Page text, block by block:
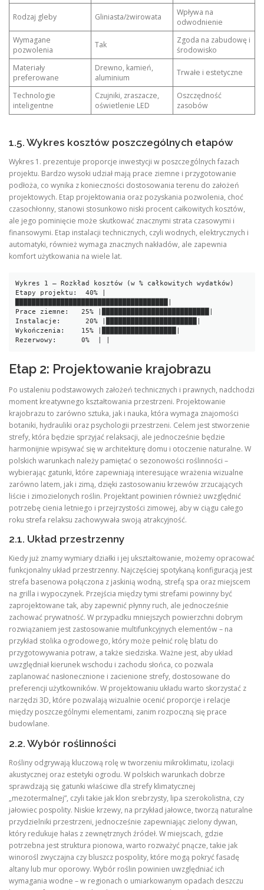
Rodzaj gleby Gliniasta/żwirowata
Wpływa na
odwodnienie
Wymagane
pozwolenia
Tak
Zgoda na zabudowę i
środowisko
Materiały
preferowane
Drewno, kamień,
aluminium
Trwałe i estetyczne
Technologie
inteligentne
Czujniki, zraszacze,
oświetlenie LED
Oszczędność
zasobów
1.5. Wykres kosztów poszczególnych etapów
Wykres 1. prezentuje proporcje inwestycji w poszczególnych fazach
projektu. Bardzo wysoki udział mają prace ziemne i przygotowanie
podłoża, co wynika z konieczności dostosowania terenu do założeń
projektowych. Etap projektowania oraz pozyskania pozwolenia, choć
czasochłonny, stanowi stosunkowo niski procent całkowitych kosztów,
ale jego pominięcie może skutkować znacznymi strata czasowymi i
finansowymi. Etap instalacji technicznych, czyli wodnych, elektrycznych i
automatyki, również wymaga znacznych nakładów, ale zapewnia
komfort użytkowania na wiele lat.
Wykres 1 – Rozkład kosztów (w % całkowitych wydatków)
Etapy projektu:  40% |
Prace ziemne:   25% |██████████████████████████|
Instalacje:      20% |██████████████████████|
Wykończenia:    15% |██████████████████|
Etap 2: Projektowanie krajobrazu
Po ustaleniu podstawowych założeń technicznych i prawnych, nadchodzi
moment kreatywnego kształtowania przestrzeni. Projektowanie
krajobrazu to zarówno sztuka, jak i nauka, która wymaga znajomości
botaniki, hydrauliki oraz psychologii przestrzeni. Celem jest stworzenie
strefy, która będzie sprzyjać relaksacji, ale jednocześnie będzie
harmonijnie wpisywać się w architekturę domu i otoczenie naturalne. W
polskich warunkach należy pamiętać o sezonowości roślinności –
wybierając gatunki, które zapewniają interesujące wrażenia wizualne
zarówno latem, jak i zimą, dzięki zastosowaniu krzewów zrzucających
liście i zimozielonych roślin. Projektant powinien również uwzględnić
potrzebę cienia letniego i przejrzystości zimowej, aby w ciągu całego
roku strefa relaksu zachowywała swoją atrakcyjność.
2.1. Układ przestrzenny
Kiedy już znamy wymiary działki i jej ukształtowanie, możemy opracować
funkcjonalny układ przestrzenny. Najczęściej spotykaną konfiguracją jest
strefa basenowa połączona z jaskinią wodną, strefą spa oraz miejscem
na grilla i wypoczynek. Przejścia między tymi strefami powinny być
zaprojektowane tak, aby zapewnić płynny ruch, ale jednocześnie
zachować prywatność. W przypadku mniejszych powierzchni dobrym
rozwiązaniem jest zastosowanie multifunkcyjnych elementów – na
przykład stolika ogrodowego, który może pełnić rolę blatu do
przygotowywania potraw, a także siedziska. Ważne jest, aby układ
uwzględniał kierunek wschodu i zachodu słońca, co pozwala
zaplanować nasłonecznione i zacienione strefy, dostosowane do
preferencji użytkowników. W projektowaniu układu warto skorzystać z
narzędzi 3D, które pozwalają wizualnie ocenić proporcje i relacje
między poszczególnymi elementami, zanim rozpoczną się prace
budowlane.
2.2. Wybór roślinności
Rośliny odgrywają kluczową rolę w tworzeniu mikroklimatu, izolacji
akustycznej oraz estetyki ogrodu. W polskich warunkach dobrze
sprawdzają się gatunki właściwe dla strefy klimatycznej
„mezotermalnej”, czyli takie jak klon srebrzysty, lipa szerokolistna, czy
jałowiec pospolity. Niskie krzewy, na przykład jałowce, tworzą naturalne
przydzielniki przestrzeni, jednocześnie zapewniając zielony dywan,
który redukuje hałas z zewnętrznych źródeł. W miejscach, gdzie
potrzebna jest struktura pionowa, warto rozważyć pnącze, takie jak
winorośl zwyczajna czy bluszcz pospolity, które mogą pokryć fasadę
altany lub mur oporowy. Wybór roślin powinien uwzględniać ich
wymagania wodne – w regionach o umiarkowanym opadach deszczu